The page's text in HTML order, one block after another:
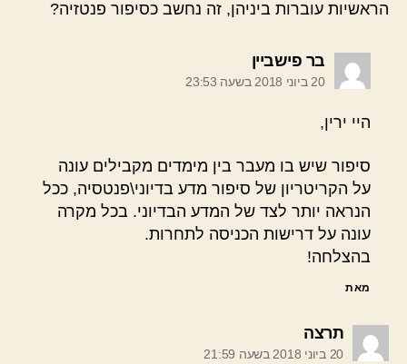
הראשיות עוברות ביניהן, זה נחשב כסיפור פנטזיה?
בר פישביין
20 ביוני 2018 בשעה 23:53
היי ירין,
סיפור שיש בו מעבר בין מימדים מקבילים עונה
על הקריטריון של סיפור מדע בדיוני\פנטסיה, ככל
הנראה יותר לצד של המדע הבדיוני. בכל מקרה
עונה על דרישות הכניסה לתחרות.
בהצלחה!
מאת
תרצה
20 ביוני 2018 בשעה 21:59